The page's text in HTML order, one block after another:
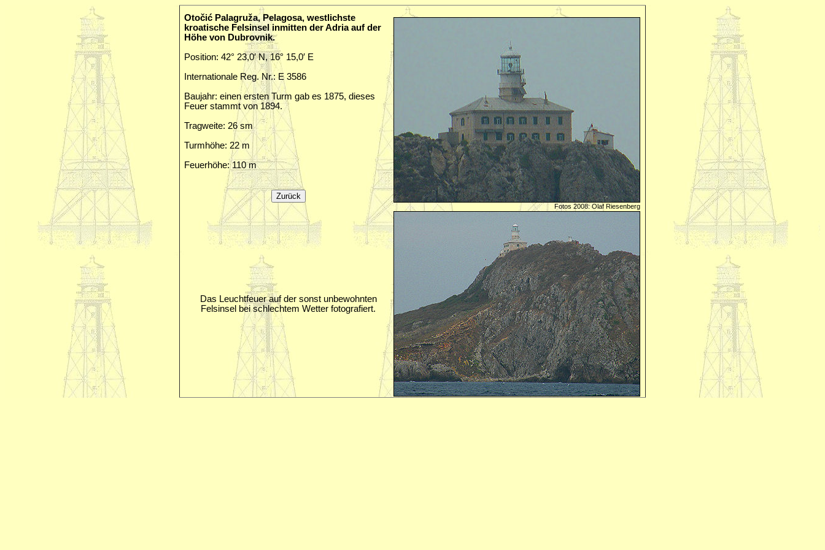
Otočić Palagruža, Pelagosa, westlichste
kroatische Felsinsel inmitten der Adria auf der
Höhe von Dubrovnik.
Position: 42° 23,0′ N, 16° 15,0′ E
Internationale Reg. Nr.: E 3586
Baujahr: einen ersten Turm gab es 1875, dieses
Feuer stammt von 1894.
Tragweite: 26 sm
Turmhöhe: 22 m
Feuerhöhe: 110 m
Fotos 2008: Olaf Riesenberg
Das Leuchtfeuer auf der sonst unbewohnten
Felsinsel bei schlechtem Wetter fotografiert.